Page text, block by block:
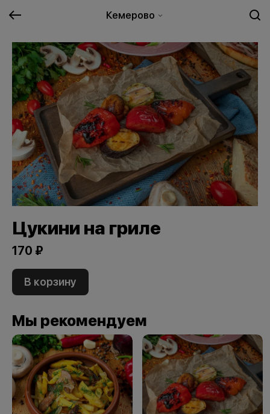
Кемерово
Цукини на гриле
170 ₽
В корзину
Мы рекомендуем